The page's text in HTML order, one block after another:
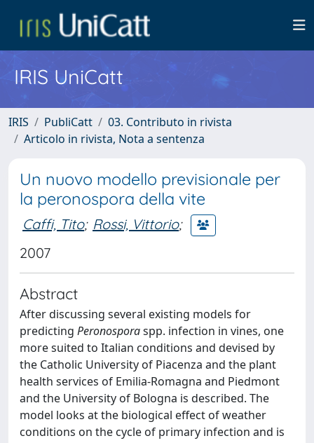
IRIS UniCatt
IRIS PubliCatt
03. Contributo in rivista
Articolo in rivista, Nota a sentenza
Un nuovo modello previsionale per
la peronospora della vite
Caffi, Tito; Rossi, Vittorio;
2007
Abstract
After discussing several existing models for
predicting Peronosporaspp. infection in vines, one
more suited to Italian conditions and devised by
the Catholic University of Piacenza and the plant
health services of Emilia-Romagna and Piedmont
and the University of Bologna is described. The
model looks at the biological effect of weather
conditions on the cycle of primary infection and is